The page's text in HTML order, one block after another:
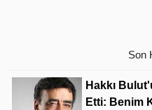
Son
Hakkı
Etti: Benim